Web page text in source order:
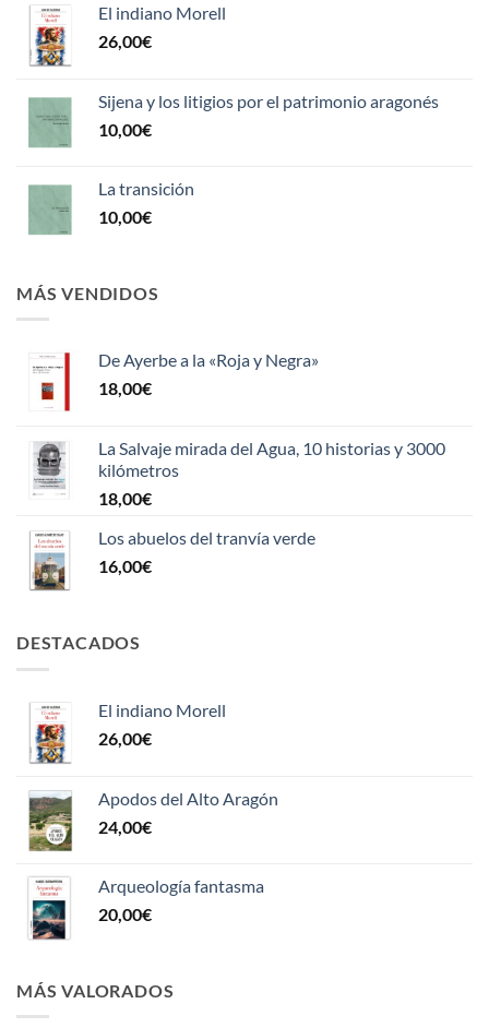
El indiano Morell
26,00€
Sijena y los litigios por el patrimonio aragonés
10,00€
La transición
10,00€
MÁS VENDIDOS
De Ayerbe a la «Roja y Negra»
18,00€
La Salvaje mirada del Agua, 10 historias y 3000
kilómetros
18,00€
Los abuelos del tranvía verde
16,00€
DESTACADOS
El indiano Morell
26,00€
Apodos del Alto Aragón
24,00€
Arqueología fantasma
20,00€
MÁS VALORADOS